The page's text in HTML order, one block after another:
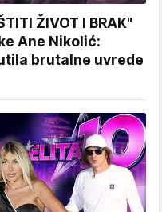
ŽIVOT I BRAK"
Ane Nikolić:
brutalne uvrede